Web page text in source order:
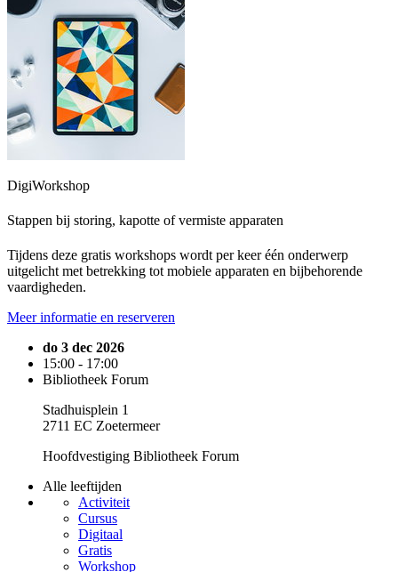
DigiWorkshop
Stappen bij storing, kapotte of vermiste apparaten
Tijdens deze gratis workshops wordt per keer één onderwerp
uitgelicht met betrekking tot mobiele apparaten en bijbehorende
vaardigheden.
Meer informatie en reserveren
do 3 dec 2026
15:00 - 17:00
Bibliotheek Forum
Stadhuisplein 1
2711 EC Zoetermeer
Hoofdvestiging Bibliotheek Forum
Alle leeftijden
Activiteit
Cursus
Digitaal
Gratis
Workshop